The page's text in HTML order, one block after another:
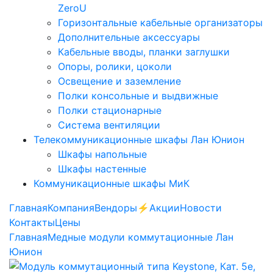
ZeroU
Горизонтальные кабельные организаторы
Дополнительные аксессуары
Кабельные вводы, планки заглушки
Опоры, ролики, цоколи
Освещение и заземление
Полки консольные и выдвижные
Полки стационарные
Система вентиляции
Телекоммуникационные шкафы Лан Юнион
Шкафы напольные
Шкафы настенные
Коммуникационные шкафы МиК
ГлавнаяКомпанияВендоры ⚡️АкцииНовости
КонтактыЦены
ГлавнаяМедные модули коммутационные Лан
Юнион